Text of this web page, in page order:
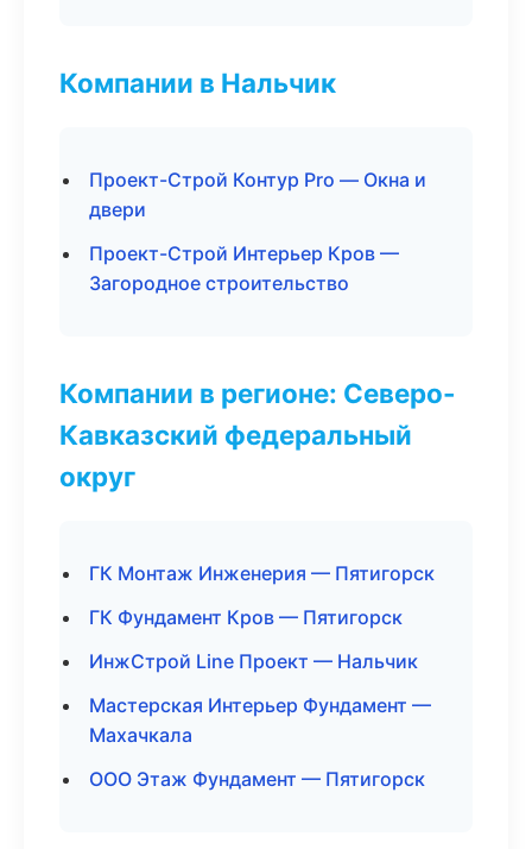
Компании в Нальчик
Проект-Строй Контур Pro — Окна и
двери
Проект-Строй Интерьер Кров —
Загородное строительство
Компании в регионе: Северо-
Кавказский федеральный
округ
ГК Монтаж Инженерия — Пятигорск
ГК Фундамент Кров — Пятигорск
ИнжСтрой Line Проект — Нальчик
Мастерская Интерьер Фундамент —
Махачкала
ООО Этаж Фундамент — Пятигорск